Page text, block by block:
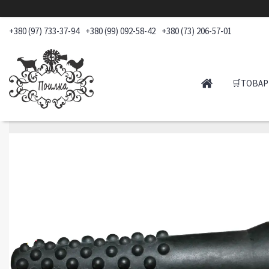
+380 (97) 733-37-94 +380 (99) 092-58-42 +380 (73) 206-57-01